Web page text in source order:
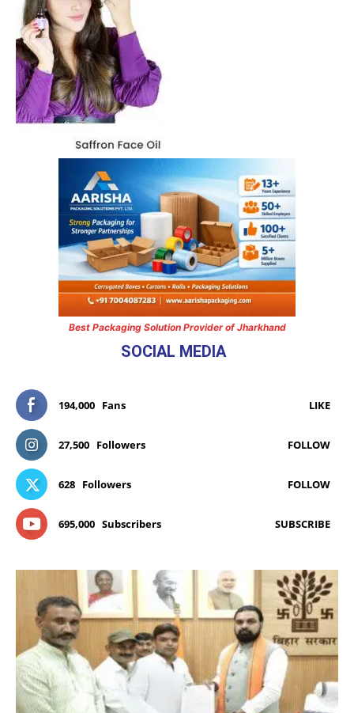
Best Packaging Solution Provider of Jharkhand
SOCIAL MEDIA
194,000 Fans LIKE
27,500 Followers FOLLOW
628 Followers FOLLOW
695,000 Subscribers SUBSCRIBE